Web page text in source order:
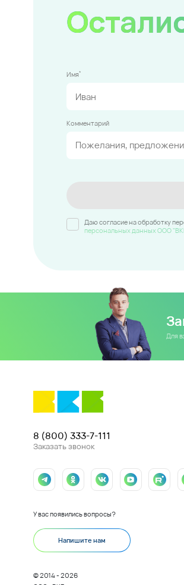
Имя*
Комментарий
Даю согласие на обработку
персональных данных ООО
Для
8 (800) 333-7-111
Заказать звонок
У вас появились вопросы?
Напишите нам
© 2014 - 2026